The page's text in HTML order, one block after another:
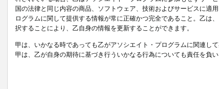
国の法律と同じ内容の商品、ソフトウェア、技術およびサービスに適
ログラムに関して提供する情報が常に正確かつ完全であること。乙は
択することにより、乙自身の情報を更新することができます。
甲は、いかなる時であっても乙がアソシエイト・プログラムに関連し
甲は、乙が自身の期待に基づき行ういかなる行為についても責任を負